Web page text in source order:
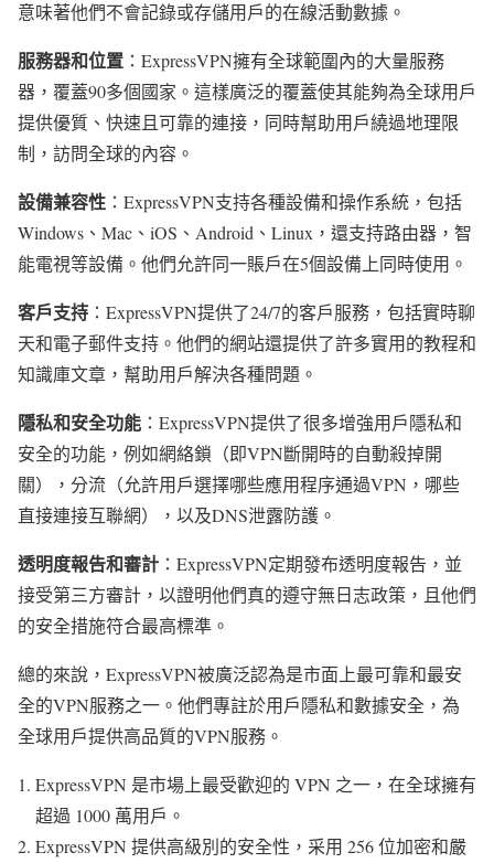
意味著他們不會記錄或存儲用戶的在線活動數據。
服務器和位置 ：ExpressVPN擁有全球範圍內的大量服務
器，覆蓋90多個國家。這樣廣泛的覆蓋使其能夠為全球用戶
提供優質、快速且可靠的連接，同時幫助用戶繞過地理限
制，訪問全球的內容。
設備兼容性 ：ExpressVPN支持各種設備和操作系統，包括
Windows、Mac、iOS、Android、Linux，還支持路由器，智
能電視等設備。他們允許同一賬戶在5個設備上同時使用。
客戶支持 ：ExpressVPN提供了24/7的客戶服務，包括實時聊
天和電子郵件支持。他們的網站還提供了許多實用的教程和
知識庫文章，幫助用戶解決各種問題。
隱私和安全功能 ：ExpressVPN提供了很多增強用戶隱私和
安全的功能，例如網絡鎖（即VPN斷開時的自動殺掉開
關），分流（允許用戶選擇哪些應用程序通過VPN，哪些
直接連接互聯網），以及DNS泄露防護。
透明度報告和審計 ：ExpressVPN定期發布透明度報告，並
接受第三方審計，以證明他們真的遵守無日志政策，且他們
的安全措施符合最高標準。
總的來說，ExpressVPN被廣泛認為是市面上最可靠和最安
全的VPN服務之一。他們專註於用戶隱私和數據安全，為
全球用戶提供高品質的VPN服務。
ExpressVPN 是市場上最受歡迎的 VPN 之一，在全球擁有
超過 1000 萬用戶。
ExpressVPN 提供高級別的安全性，采用 256 位加密和嚴